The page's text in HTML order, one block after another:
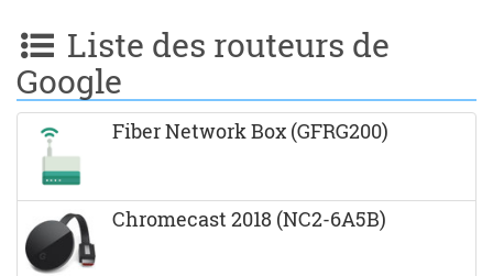
Liste des routeurs de
Google
Fiber Network Box (GFRG200)
Chromecast 2018 (NC2-6A5B)